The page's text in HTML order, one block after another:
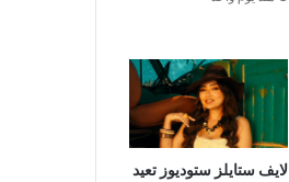
لايف ستايلز ستوديوز تعيد